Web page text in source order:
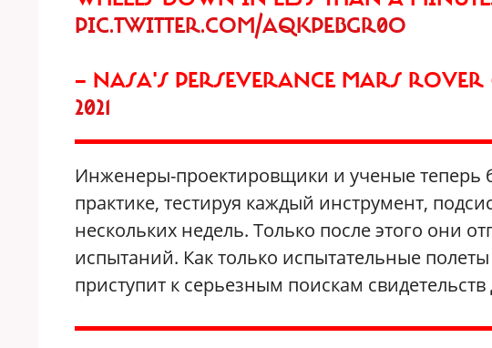
PIC.TWITTER.COM/AQKPEBGR0O
— NASA'S PERSEVERANCE MARS ROVER
2021
Инженеры-проектировщики и ученые теперь
практике, тестируя каждый инструмент,
нескольких недель. Только после этого они
испытаний. Как только испытательные
приступит к серьезным поискам